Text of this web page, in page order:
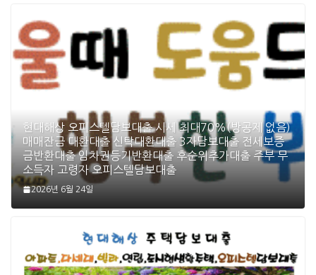
현대해상 오피스텔담보대출 시세 최대70%(방공제 없음)
매매잔금 대환대출 신탁대환대출 3자담보대출 전세보증
금반환대출 임차권등기반환대출 후순위추가대출 주부 무
소득자 고령자 오피스텔담보대출
2026년 6월 24일